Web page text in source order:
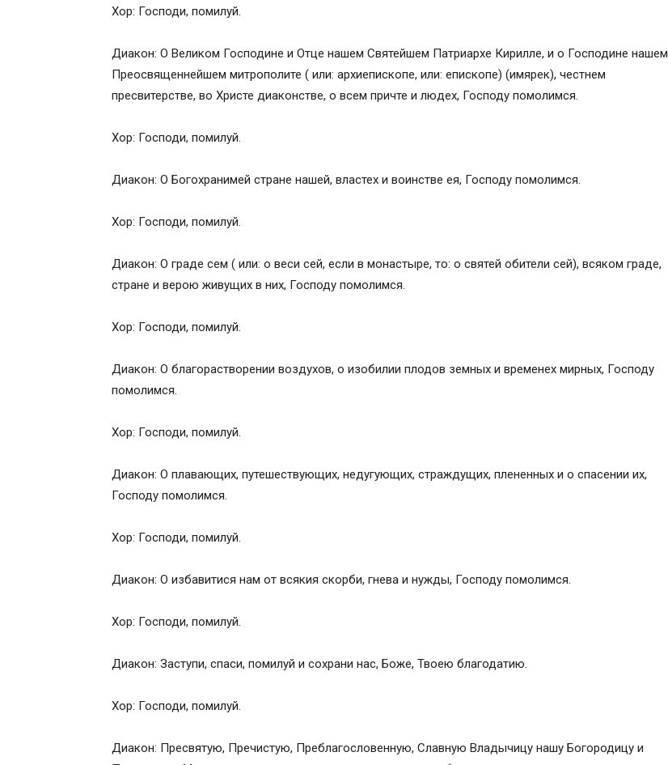
Евхаристический канон
Подготовка к Причастию
Причащение мирян и благодарственные молитвы
Заамвонная молитва
Тексты для клироса
Хор: Господи, помилуй.
Диакон: О Великом Господине и Отце нашем Святейшем Патриархе Кирилле, и о Господине нашем
Преосвященнейшем митрополите ( или: архиепископе, или: епископе) (имярек), честнем
пресвитерстве, во Христе диаконстве, о всем причте и людех, Господу помолимся.
Хор: Господи, помилуй.
Диакон: О Богохранимей стране нашей, властех и воинстве ея, Господу помолимся.
Хор: Господи, помилуй.
Диакон: О граде сем ( или: o веси сей, если в монастыре, то: о святей обители сей), всяком граде,
стране и верою живущих в них, Господу помолимся.
Хор: Господи, помилуй.
Диакон: О благорастворении воздухов, о изобилии плодов земных и временех мирных, Господу
помолимся.
Хор: Господи, помилуй.
Диакон: О плавающих, путешествующих, недугующих, страждущих, плененных и о спасении их,
Господу помолимся.
Хор: Господи, помилуй.
Диакон: О избавитися нам от всякия скорби, гнева и нужды, Господу помолимся.
Хор: Господи, помилуй.
Диакон: Заступи, спаси, помилуй и сохрани нас, Боже, Твоею благодатию.
Хор: Господи, помилуй.
Диакон: Пресвятую, Пречистую, Преблагословенную, Славную Владычицу нашу Богородицу и